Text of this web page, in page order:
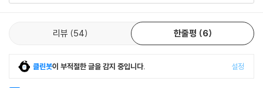
리뷰 54 한줄평 6
클린봇이 부적절한 글을 감지 중입니다. 설정